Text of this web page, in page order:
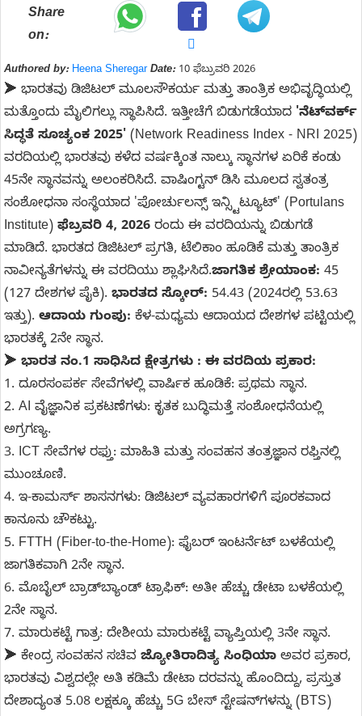
Share
on:
Authored by: Heena Sheregar Date:10 ಫೆಬ್ರುವರಿ 2026
➤ ಭಾರತವು ಡಿಜಿಟಲ್ ಮೂಲಸೌಕರ್ಯ ಮತ್ತು ತಾಂತ್ರಿಕ ಅಭಿವೃದ್ಧಿಯಲ್ಲಿ
ಮತ್ತೊಂದು ಮೈಲಿಗಲ್ಲು ಸ್ಥಾಪಿಸಿದೆ. ಇತ್ತೀಚೆಗೆ ಬಿಡುಗಡೆಯಾದ 'ನೆಟ್‌ವರ್ಕ್
ಸಿದ್ಧತೆ ಸೂಚ್ಯಂಕ 2025' (Network Readiness Index - NRI 2025)
ವರದಿಯಲ್ಲಿ ಭಾರತವು ಕಳೆದ ವರ್ಷಕ್ಕಿಂತ ನಾಲ್ಕು ಸ್ಥಾನಗಳ ಏರಿಕೆ ಕಂಡು
45ನೇ ಸ್ಥಾನವನ್ನು ಅಲಂಕರಿಸಿದೆ. ವಾಷಿಂಗ್ಟನ್ ಡಿಸಿ ಮೂಲದ ಸ್ವತಂತ್ರ
ಸಂಶೋಧನಾ ಸಂಸ್ಥೆಯಾದ 'ಪೋರ್ಚುಲನ್ಸ್ ಇನ್ಸ್ಟಿಟ್ಯೂಟ್' (Portulans
Institute) ಫೆಬ್ರವರಿ 4, 2026 ರಂದು ಈ ವರದಿಯನ್ನು ಬಿಡುಗಡೆ
ಮಾಡಿದೆ. ಭಾರತದ ಡಿಜಿಟಲ್ ಪ್ರಗತಿ, ಟೆಲಿಕಾಂ ಹೂಡಿಕೆ ಮತ್ತು ತಾಂತ್ರಿಕ
ನಾವೀನ್ಯತೆಗಳನ್ನು ಈ ವರದಿಯು ಶ್ಲಾಘಿಸಿದೆ.ಜಾಗತಿಕ ಶ್ರೇಯಾಂಕ: 45
(127 ದೇಶಗಳ ಪೈಕಿ). ಭಾರತದ ಸ್ಕೋರ್: 54.43 (2024ರಲ್ಲಿ 53.63
ಇತ್ತು). ಆದಾಯ ಗುಂಪು: ಕೆಳ-ಮಧ್ಯಮ ಆದಾಯದ ದೇಶಗಳ ಪಟ್ಟಿಯಲ್ಲಿ
ಭಾರತಕ್ಕೆ 2ನೇ ಸ್ಥಾನ.
➤ ಭಾರತ ನಂ.1 ಸಾಧಿಸಿದ ಕ್ಷೇತ್ರಗಳು : ಈ ವರದಿಯ ಪ್ರಕಾರ:
1. ದೂರಸಂಪರ್ಕ ಸೇವೆಗಳಲ್ಲಿ ವಾರ್ಷಿಕ ಹೂಡಿಕೆ: ಪ್ರಥಮ ಸ್ಥಾನ.
2. AI ವೈಜ್ಞಾನಿಕ ಪ್ರಕಟಣೆಗಳು: ಕೃತಕ ಬುದ್ಧಿಮತ್ತೆ ಸಂಶೋಧನೆಯಲ್ಲಿ
ಅಗ್ರಗಣ್ಯ.
3. ICT ಸೇವೆಗಳ ರಫ್ತು: ಮಾಹಿತಿ ಮತ್ತು ಸಂವಹನ ತಂತ್ರಜ್ಞಾನ ರಫ್ತಿನಲ್ಲಿ
ಮುಂಚೂಣಿ.
4. ಇ-ಕಾಮರ್ಸ್ ಶಾಸನಗಳು: ಡಿಜಿಟಲ್ ವ್ಯವಹಾರಗಳಿಗೆ ಪೂರಕವಾದ
ಕಾನೂನು ಚೌಕಟ್ಟು.
5. FTTH (Fiber-to-the-Home): ಫೈಬರ್ ಇಂಟರ್ನೆಟ್ ಬಳಕೆಯಲ್ಲಿ
ಜಾಗತಿಕವಾಗಿ 2ನೇ ಸ್ಥಾನ.
6. ಮೊಬೈಲ್ ಬ್ರಾಡ್‌ಬ್ಯಾಂಡ್ ಟ್ರಾಫಿಕ್: ಅತೀ ಹೆಚ್ಚು ಡೇಟಾ ಬಳಕೆಯಲ್ಲಿ
2ನೇ ಸ್ಥಾನ.
7. ಮಾರುಕಟ್ಟೆ ಗಾತ್ರ: ದೇಶೀಯ ಮಾರುಕಟ್ಟೆ ವ್ಯಾಪ್ತಿಯಲ್ಲಿ 3ನೇ ಸ್ಥಾನ.
➤ ಕೇಂದ್ರ ಸಂವಹನ ಸಚಿವ ಜ್ಯೋತಿರಾದಿತ್ಯ ಸಿಂಧಿಯಾ ಅವರ ಪ್ರಕಾರ,
ಭಾರತವು ವಿಶ್ವದಲ್ಲೇ ಅತಿ ಕಡಿಮೆ ಡೇಟಾ ದರವನ್ನು ಹೊಂದಿದ್ದು, ಪ್ರಸ್ತುತ
ದೇಶಾದ್ಯಂತ 5.08 ಲಕ್ಷಕ್ಕೂ ಹೆಚ್ಚು 5G ಬೇಸ್ ಸ್ಟೇಷನ್‌ಗಳನ್ನು (BTS)